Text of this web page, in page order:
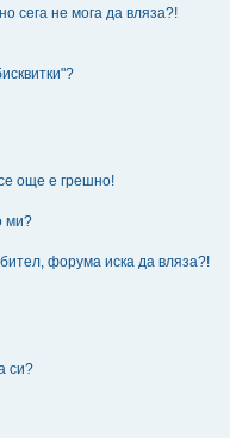
сега не мога да вляза?!
още е грешно!
ми?
форума иска да вляза?!
си?